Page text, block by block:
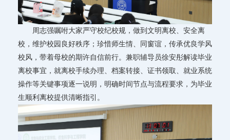
周志强嘱咐大家严守校纪校规，做到文明离校、安全离
校，维护校园良好秩序；珍惜师生情、同窗谊，传承优良学风
校风，带着母校的期许自信前行。兼职辅导员徐安彤解读毕业
离校事宜，就离校手续办理、档案转接、证书领取、就业系统
操作等关键事项逐一说明，明确时间节点与流程要求，为毕业
生顺利离校提供清晰指引。